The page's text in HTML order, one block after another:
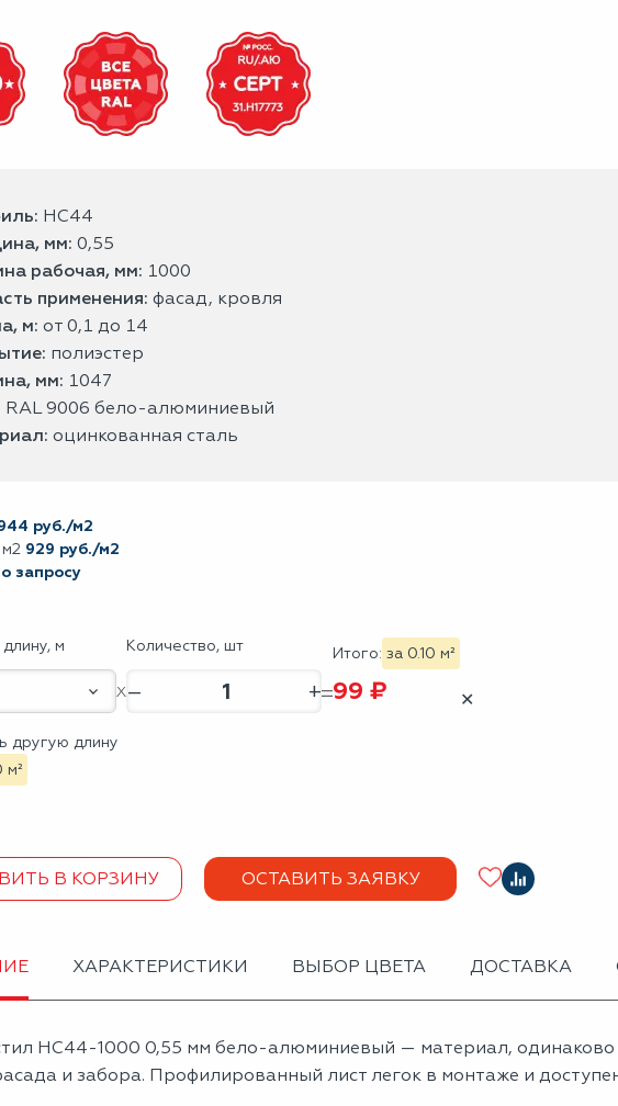
НС44
мм: 0,55
рабочая, мм: 1000
применения: фасад, кровля
м: от 0,1 до 14
полиэстер
мм: 1047
RAL 9006 бело-алюминиевый
оцинкованная сталь
руб./м2
929 руб./м2
запросу
м Количество, шт
– +
Итого: за 0.10 м²
99 ₽ ✕
другую длину
м²
В КОРЗИНУ ОСТАВИТЬ ЗАЯВКУ
ХАРАКТЕРИСТИКИ ВЫБОР ЦВЕТА ДОСТАВКА
НС44-1000 0,55 мм бело-алюминиевый — материал,
и забора. Профилированный лист легок в монтаже и